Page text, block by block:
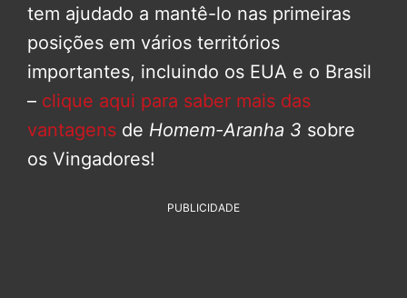
tem ajudado a mantê-lo nas primeiras
posições em vários territórios
importantes, incluindo os EUA e o Brasil
– clique aqui para saber mais das
vantagens de Homem-Aranha 3 sobre
os Vingadores!
PUBLICIDADE